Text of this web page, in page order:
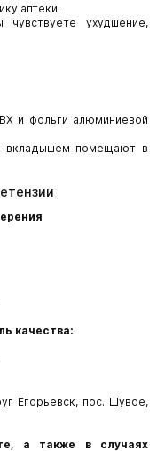
аптеки.
ухудшение,
и фольги алюминиевой
вкладышем помещают в
качества:
Егорьевск, пос. Шувое,
а также в случаях